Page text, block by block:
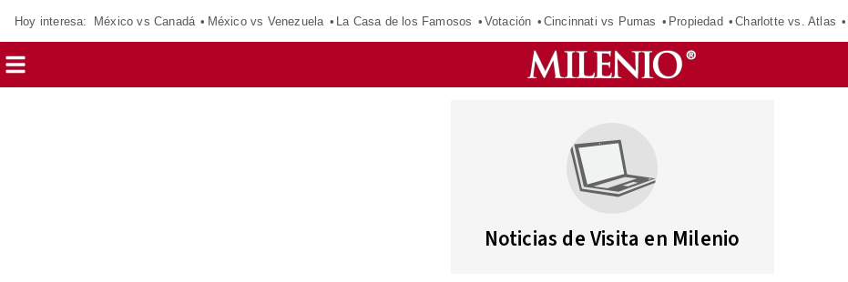
Hoy interesa: México vs Canadá México vs Venezuela La Casa de los Famosos Votación Cincinnati vs Pumas Propiedad Charlotte vs. Atlas
Noticias de Visita en Milenio